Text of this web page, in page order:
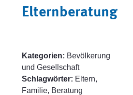
Elternberatung
Kategorien: Bevölkerung
und Gesellschaft
Schlagwörter: Eltern,
Familie, Beratung